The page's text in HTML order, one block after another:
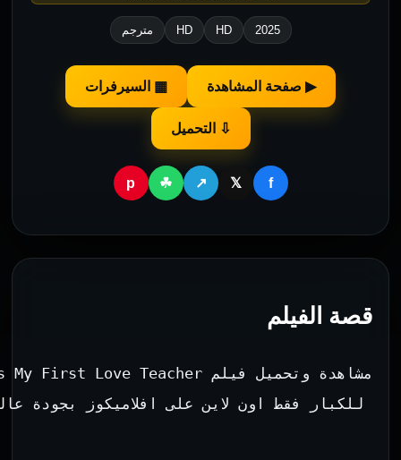
2025
HD
HD مترجم
▶ صفحة المشاهدة ▦ السيرفرات
⇩ التحميل
f
𝕏
↗
☘
p
قصة الفيلم